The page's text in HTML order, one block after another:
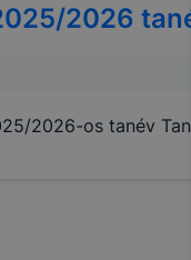
2026
2026-os tanév